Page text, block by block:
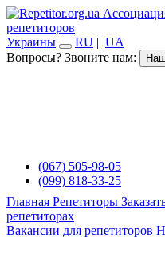
репетиторов
Украины
RU | UA
Вопросы? Звоните нам:
(067) 505-98-05
(099) 818-33-25
Главная Репетиторы
репетиторах
Вакансии для репетиторов